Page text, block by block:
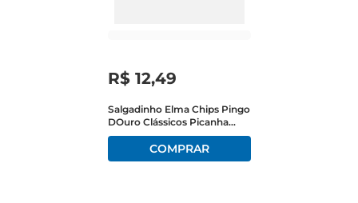
R$ 12,49
Salgadinho Elma Chips Pingo
DOuro Clássicos Picanha
120g